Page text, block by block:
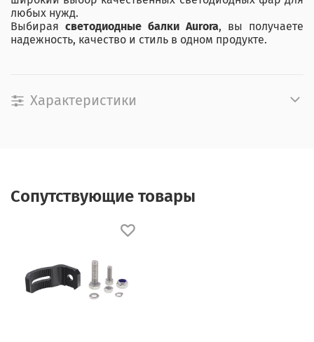
любых нужд.
Выбирая светодиодные балки Aurora, вы получаете
надежность, качество и стиль в одном продукте.
Характеристики
Сопутствующие товары